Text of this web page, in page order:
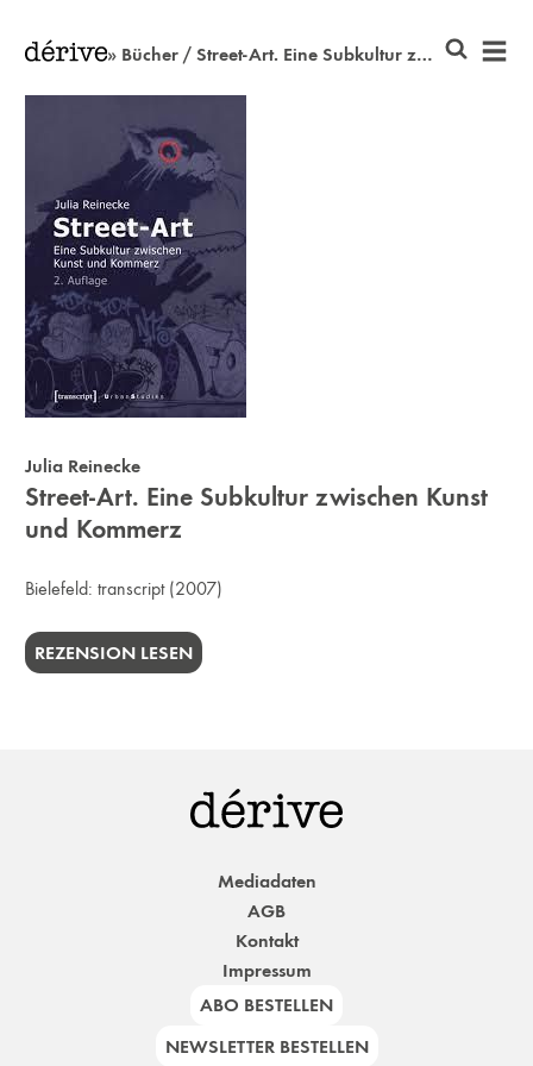
» Bücher / Street-Art. Eine Subkultur zwischen Kunst und Kommerz
Julia Reinecke
Street-Art. Eine Subkultur zwischen Kunst
und Kommerz
Bielefeld:transcript(2007)
REZENSION LESEN
Mediadaten
AGB
Kontakt
Impressum
ABO BESTELLEN
NEWSLETTER BESTELLEN